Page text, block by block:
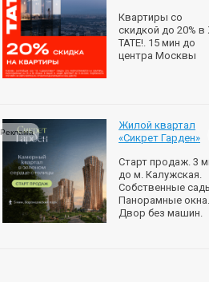
Квартиры со
скидкой до 20%
ТАТЕ!. 15 мин до
центра Москвы
Жилой квартал
«Сикрет Гарден»
Старт продаж. 3
до м. Калужская.
Собственные
Панорамные окна.
Двор без машин.
Реклама